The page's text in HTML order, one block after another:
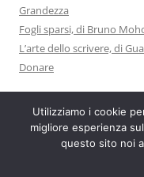
Grandezza
Fogli sparsi, di Bruno
L’arte dello scrivere, di
Donare
Utilizziamo i cookie
migliore esperienza
questo sito noi